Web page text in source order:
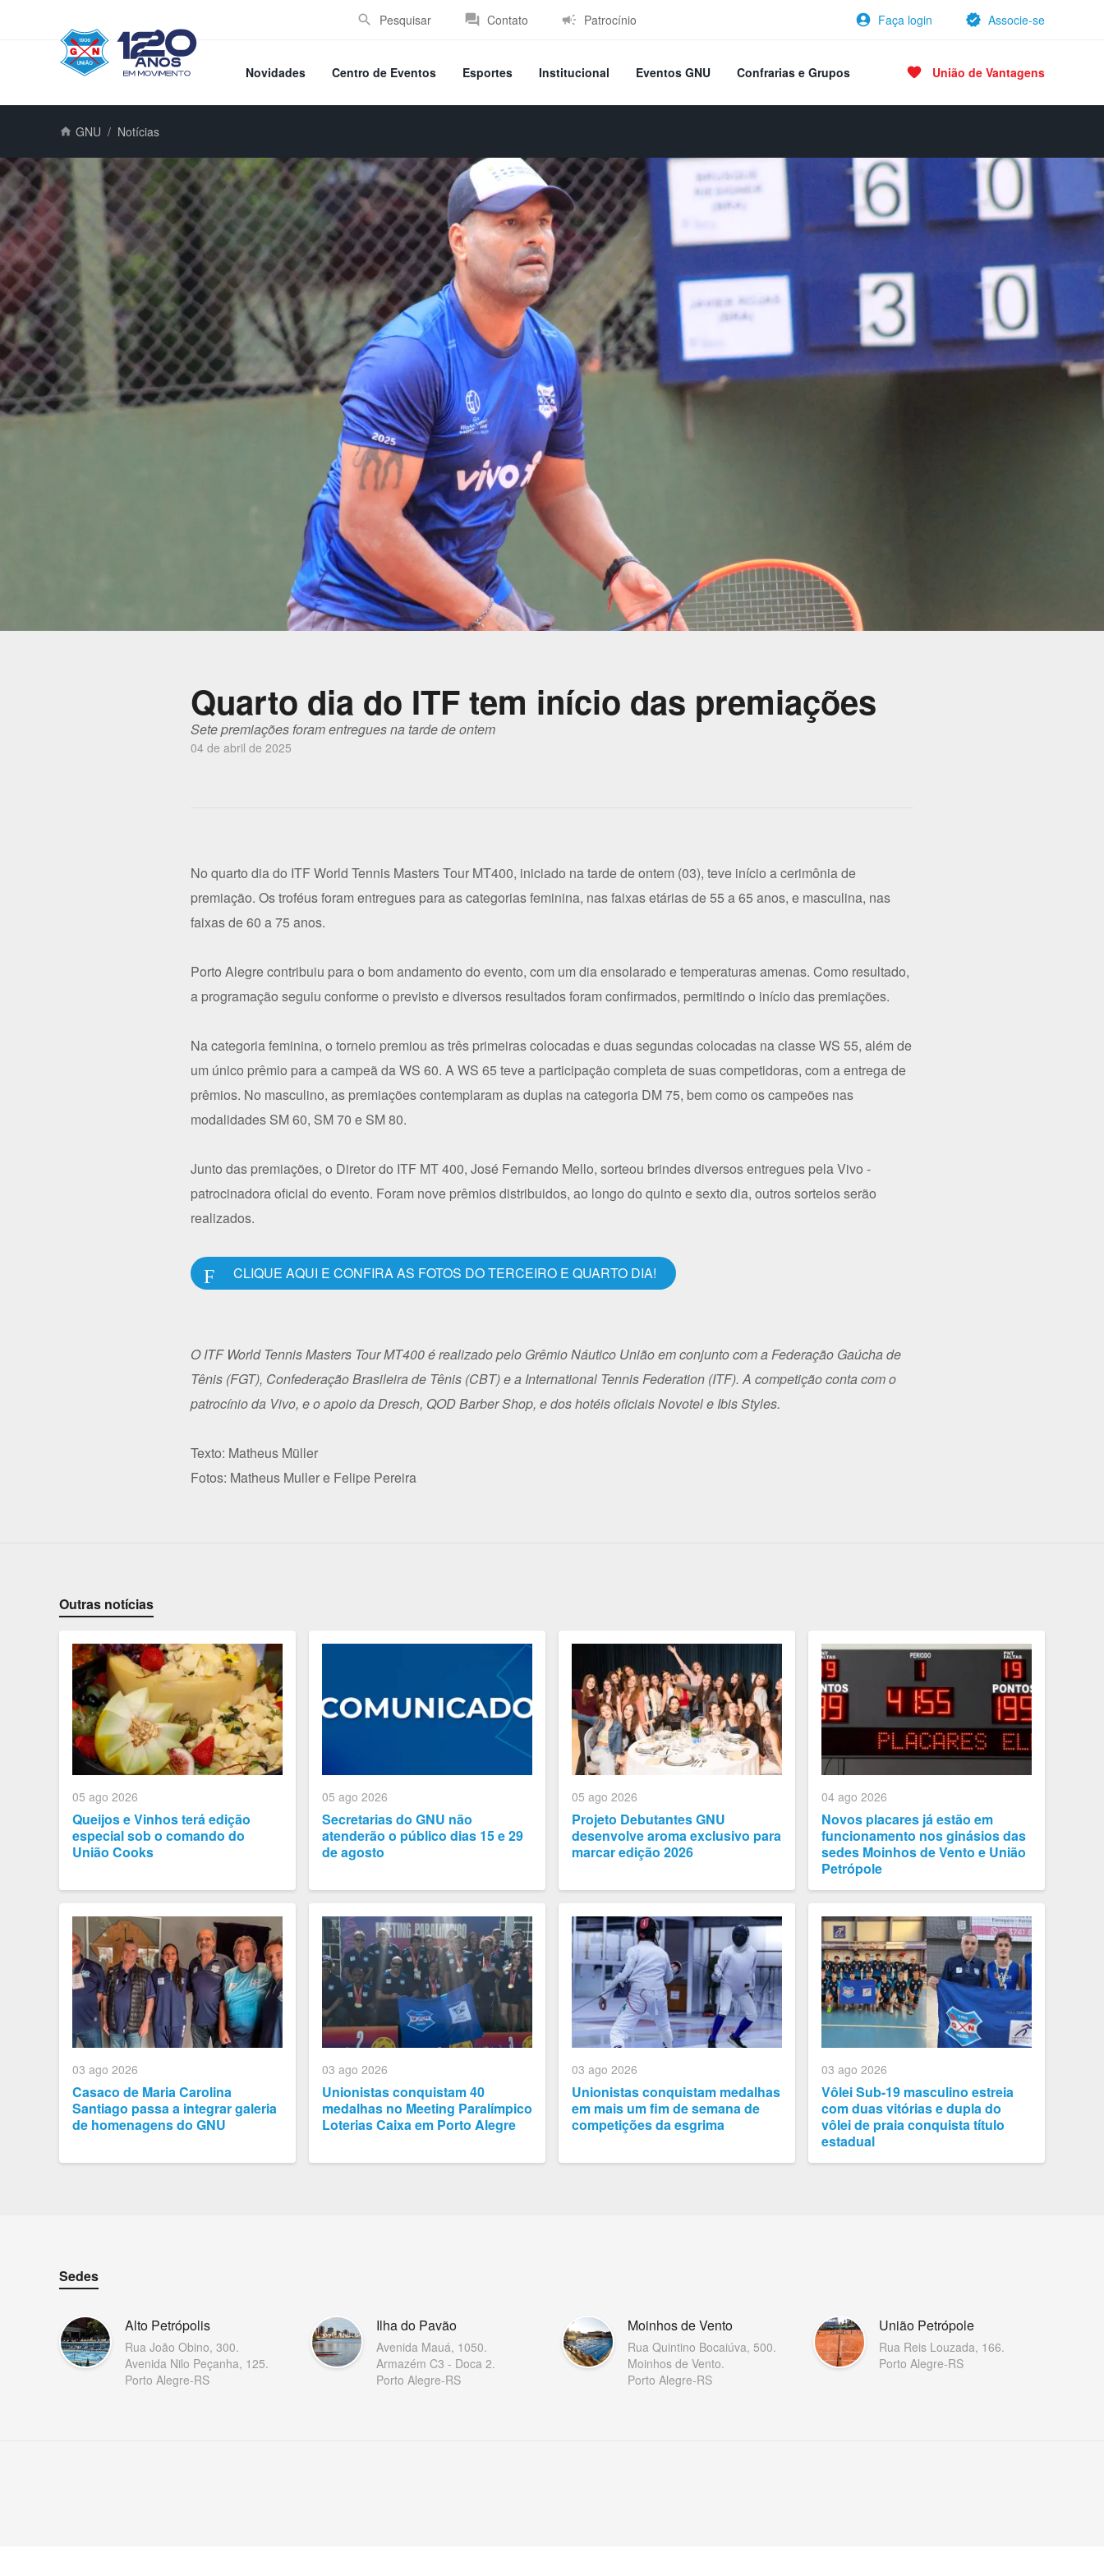
Novidades Centro de Eventos Esportes Institucional Eventos GNU Confrarias e Grupos União de Vantagens
Pesquisar Contato Patrocínio Faça login Associe-se
GNU Notícias
Quarto dia do ITF tem início das premiações
Sete premiações foram entregues na tarde de ontem
04 de abril de 2025
No quarto dia do ITF World Tennis Masters Tour MT400, iniciado na tarde de ontem (03), teve início a cerimônia de
premiação. Os troféus foram entregues para as categorias feminina, nas faixas etárias de 55 a 65 anos, e masculina, nas
faixas de 60 a 75 anos.
Porto Alegre contribuiu para o bom andamento do evento, com um dia ensolarado e temperaturas amenas. Como resultado,
a programação seguiu conforme o previsto e diversos resultados foram confirmados, permitindo o início das premiações.
Na categoria feminina, o torneio premiou as três primeiras colocadas e duas segundas colocadas na classe WS 55, além de
um único prêmio para a campeã da WS 60. A WS 65 teve a participação completa de suas competidoras, com a entrega de
prêmios. No masculino, as premiações contemplaram as duplas na categoria DM 75, bem como os campeões nas
modalidades SM 60, SM 70 e SM 80.
Junto das premiações, o Diretor do ITF MT 400, José Fernando Mello, sorteou brindes diversos entregues pela Vivo -
patrocinadora oficial do evento. Foram nove prêmios distribuidos, ao longo do quinto e sexto dia, outros sorteios serão
realizados.
Flickr
CLIQUE AQUI E CONFIRA AS FOTOS DO TERCEIRO E QUARTO DIA!
O ITF World Tennis Masters Tour MT400 é realizado pelo Grêmio Náutico União em conjunto com a Federação Gaúcha de
Tênis (FGT), Confederação Brasileira de Tênis (CBT) e a International Tennis Federation (ITF). A competição conta com o
patrocínio da Vivo, e o apoio da Dresch, QOD Barber Shop, e dos hotéis oficiais Novotel e Ibis Styles.
Texto: Matheus Müller
Fotos: Matheus Muller e Felipe Pereira
Outras notícias
05 ago 2026
Queijos e Vinhos terá edição
especial sob o comando do
União Cooks
05 ago 2026
Secretarias do GNU não
atenderão o público dias 15 e 29
de agosto
05 ago 2026
Projeto Debutantes GNU
desenvolve aroma exclusivo para
marcar edição 2026
04 ago 2026
Novos placares já estão em
funcionamento nos ginásios das
sedes Moinhos de Vento e União
Petrópole
03 ago 2026
Casaco de Maria Carolina
Santiago passa a integrar galeria
de homenagens do GNU
03 ago 2026
Unionistas conquistam 40
medalhas no Meeting Paralímpico
Loterias Caixa em Porto Alegre
03 ago 2026
Unionistas conquistam medalhas
em mais um fim de semana de
competições da esgrima
03 ago 2026
Vôlei Sub-19 masculino estreia
com duas vitórias e dupla do
vôlei de praia conquista título
estadual
Sedes
Alto Petrópolis
Rua João Obino, 300.
Avenida Nilo Peçanha, 125.
Porto Alegre-RS
Ilha do Pavão
Avenida Mauá, 1050.
Armazém C3 - Doca 2.
Porto Alegre-RS
Moinhos de Vento
Rua Quintino Bocaiúva, 500.
Moinhos de Vento.
Porto Alegre-RS
União Petrópole
Rua Reis Louzada, 166.
Porto Alegre-RS